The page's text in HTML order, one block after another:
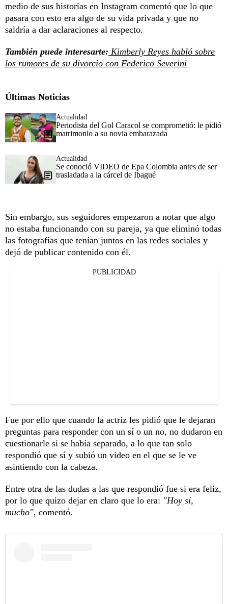
medio de sus historias en Instagram comentó que lo que
pasara con esto era algo de su vida privada y que no
saldría a dar aclaraciones al respecto.
También puede interesarte: Kimberly Reyes habló sobre
los rumores de su divorcio con Federico Severini
Últimas Noticias
Actualidad
Periodista del Gol Caracol se comprometió: le pidió
matrimonio a su novia embarazada
Actualidad
Se conoció VIDEO de Epa Colombia antes de ser
trasladada a la cárcel de Ibagué
Sin embargo, sus seguidores empezaron a notar que algo
no estaba funcionando con su pareja, ya que eliminó todas
las fotografías que tenían juntos en las redes sociales y
dejó de publicar contenido con él.
PUBLICIDAD
Fue por ello que cuando la actriz les pidió que le dejaran
preguntas para responder con un sí o un no, no dudaron en
cuestionarle si se había separado, a lo que tan solo
respondió que sí y subió un video en el que se le ve
asintiendo con la cabeza.
Entre otra de las dudas a las que respondió fue si era feliz,
por lo que quizo dejar en claro que lo era: "Hoy sí,
mucho", comentó.